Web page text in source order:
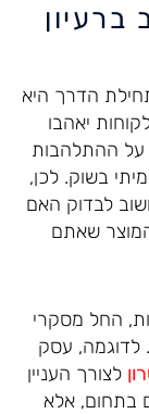
הדרך היא
יאהבו
על ההתלהבות
בשוק. לכן,
לבדוק האם
שאתם
החל מסקרי
לדוגמה, עסק
לצורך העניין
בתחום, אלא